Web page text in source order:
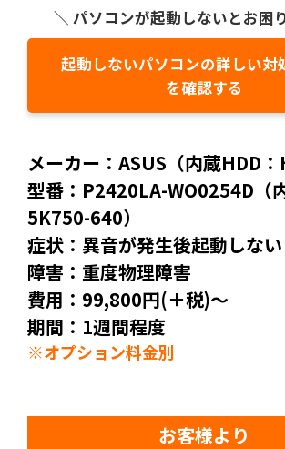
＼ パソコンが起動しないとお困
起動しないパソコンの詳しい対
を確認する
メーカー：ASUS（内蔵HDD
型番：P2420LA-WO0254D（
5K750-640）
症状：異音が発生後起動しない
障害：重度物理障害
費用：99,800円(＋税)～
期間：1週間程度
※オプション料金別
お客様より